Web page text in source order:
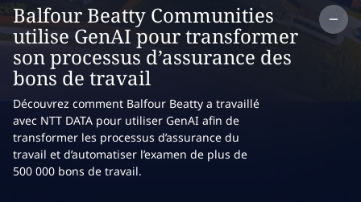
Balfour Beatty Communities
utilise GenAI pour transformer
son processus d’assurance des
bons de travail
Découvrez comment Balfour Beatty a travaillé
avec NTT DATA pour utiliser GenAI afin de
transformer les processus d’assurance du
travail et d’automatiser l’examen de plus de
500 000 bons de travail.